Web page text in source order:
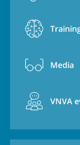
Media
VNVA